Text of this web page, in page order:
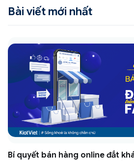
Bài viết mới nhất
Bí quyết bán hàng online đắt